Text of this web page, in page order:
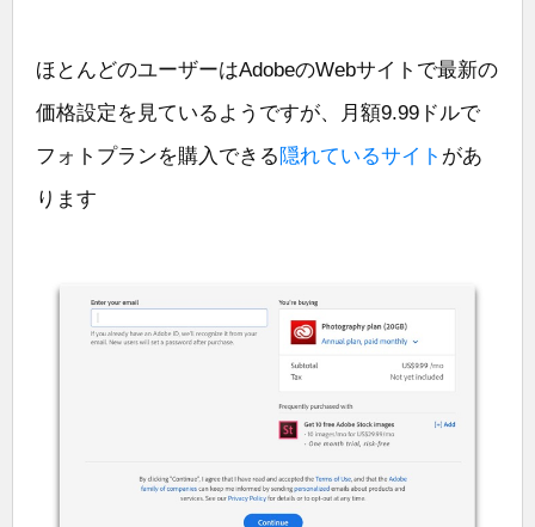
ほとんどのユーザーはAdobeのWebサイトで最新の
価格設定を見ているようですが、月額9.99ドルで
フォトプランを購入できる 隠れているサイト があ
ります